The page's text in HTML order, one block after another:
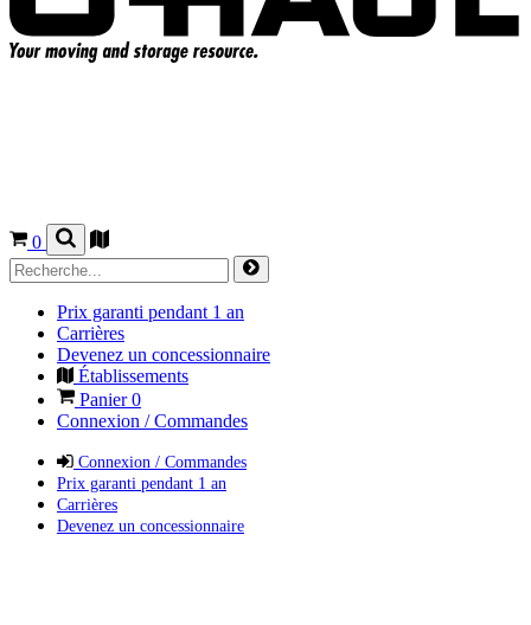
0
Prix garanti pendant 1 an
Carrières
Devenez un concessionnaire
Établissements
Panier0
Connexion / Commandes
Connexion / Commandes
Prix garanti pendant 1 an
Carrières
Devenez un concessionnaire